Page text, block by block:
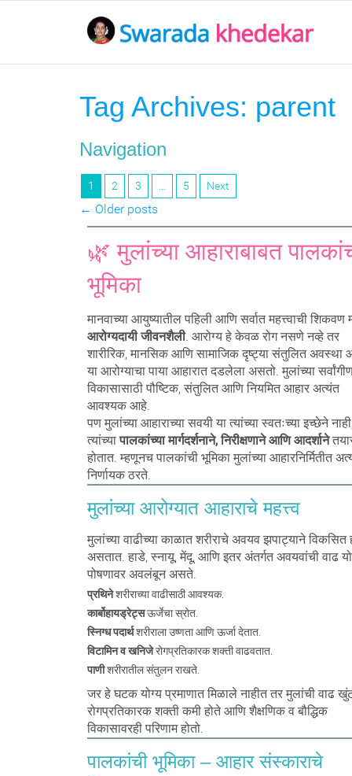
Tag Archives: parent
Navigation
1 2 3 5 Next
← Older posts
🌿 मुलांच्या आहाराबाबत
भूमिका
मानवाच्या आयुष्यातील पहिली आणि सर्वात महत्त्वाची शिकवण
आरोग्यदायी जीवनशैली. आरोग्य हे केवळ रोग नसणे नव्हे तर
शारीरिक, मानसिक आणि सामाजिक दृष्ट्या संतुलित अवस्था
या आरोग्याचा पाया आहारात दडलेला असतो. मुलांच्या
विकासासाठी पौष्टिक, संतुलित आणि नियमित आहार अत्यंत
आवश्यक आहे.
पण मुलांच्या आहाराच्या सवयी या त्यांच्या स्वतःच्या इच्छेने
त्यांच्यापालकांच्या मार्गदर्शनाने, निरीक्षणाने आणि आदर्शाने
होतात. म्हणूनच पालकांची भूमिका मुलांच्या आहारनिर्मितीत
निर्णायक ठरते.
मुलांच्या आरोग्यात आहाराचे महत्त्व
मुलांच्या वाढीच्या काळात शरीराचे अवयव झपाट्याने विकसित
असतात. हाडे, स्नायू, मेंदू, आणि इतर अंतर्गत अवयवांची वाढ
पोषणावर अवलंबून असते.
प्रथिनेशरीराच्या वाढीसाठी आवश्यक.
कार्बोहायड्रेट्सऊर्जेचा स्रोत.
स्निग्ध पदार्थशरीराला उष्णता आणि ऊर्जा देतात.
विटामिन व खनिजेरोगप्रतिकारक शक्ती वाढवतात.
पाणीशरीरातील संतुलन राखते.
जर हे घटक योग्य प्रमाणात मिळाले नाहीत तर मुलांची वाढ
रोगप्रतिकारक शक्ती कमी होते आणि शैक्षणिक व बौद्धिक
विकासावरही परिणाम होतो.
पालकांची भूमिका – आहार संस्काराचे